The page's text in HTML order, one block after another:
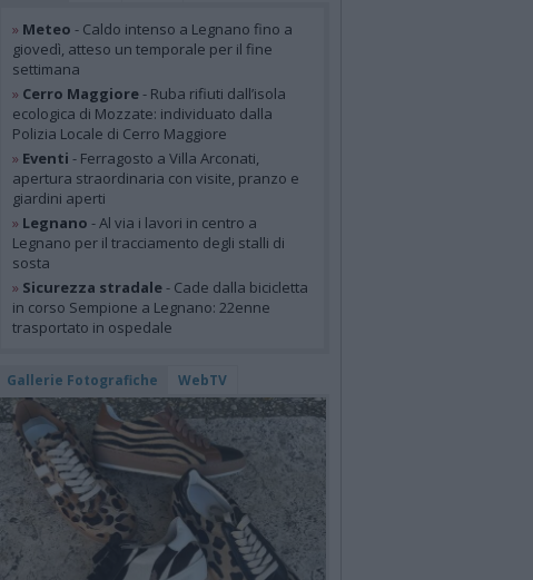
» Meteo - Caldo intenso a Legnano fino a
giovedì, atteso un temporale per il fine
settimana
» Cerro Maggiore- Ruba rifiuti dall’isola
ecologica di Mozzate: individuato dalla
Polizia Locale di Cerro Maggiore
» Eventi - Ferragosto a Villa Arconati,
apertura straordinaria con visite, pranzo e
giardini aperti
» Legnano - Al via i lavori in centro a
Legnano per il tracciamento degli stalli di
sosta
» Sicurezza stradale- Cade dalla bicicletta
in corso Sempione a Legnano: 22enne
trasportato in ospedale
Gallerie Fotografiche WebTV